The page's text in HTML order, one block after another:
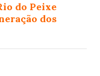
do Peixe
dos